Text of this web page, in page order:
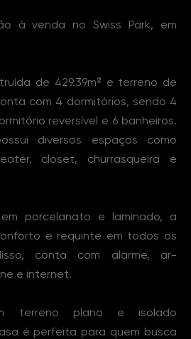
à venda no Swiss Park, em
de 429.39m² e terreno de
com 4 dormitórios, sendo 4
reversível e 6 banheiros.
diversos espaços como
closet, churrasqueira e
porcelanato e laminado, a
e requinte em todos os
conta com alarme, ar-
e internet.
terreno plano e isolado
é perfeita para quem busca